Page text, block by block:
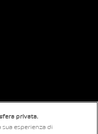
privata.
esperienza di